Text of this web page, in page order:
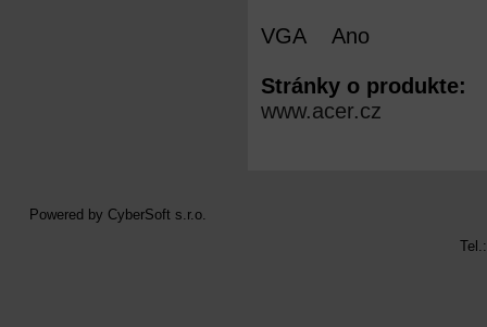
VGA Ano
Stránky o produkte:
www.acer.cz
Powered by CyberSoft s.r.o.